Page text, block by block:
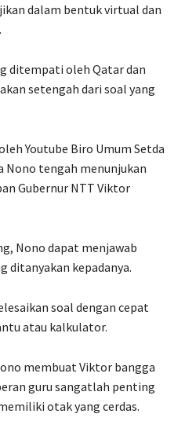
dalam bentuk virtual dan
ditempati oleh Qatar dan
setengah dari soal yang
Youtube Biro Umum Setda
Nono tengah menunjukan
Gubernur NTT Viktor
Nono dapat menjawab
ditanyakan kepadanya.
soal dengan cepat
atau kalkulator.
membuat Viktor bangga
guru sangatlah penting
otak yang cerdas.